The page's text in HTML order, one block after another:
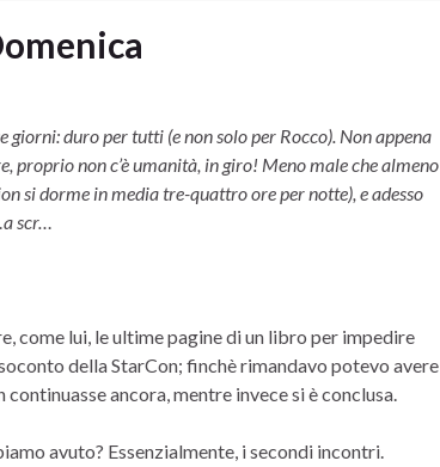
duro per tutti (e non solo per Rocco). Non appena
non c’è umanità, in giro! Meno male che almeno
si dorme in media tre-quattro ore per notte), e adesso
scr…
come lui, le ultime pagine di un libro per impedire
della StarCon; finchè rimandavo potevo avere
ancora, mentre invece si è conclusa.
avuto? Essenzialmente, i secondi incontri.